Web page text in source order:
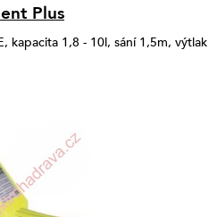
Plus
kapacita 1,8 - 10l, sání 1,5m, výtlak